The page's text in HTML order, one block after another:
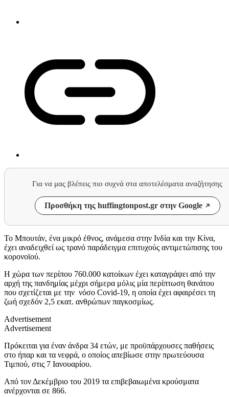
Για να μας βλέπεις πιο συχνά στα αποτελέσματα αναζήτησης
Προσθήκη της huffingtonpost.gr στην Google
Το Μπουτάν, ένα μικρό έθνος, ανάμεσα στην Ινδία και την Κίνα,
έχει αναδειχθεί ως τρανό παράδειγμα επιτυχούς αντιμετώπισης του
κορονοϊού.
Η χώρα των περίπου 760.000 κατοίκων έχει καταγράψει από την
αρχή της πανδημίας μέχρι σήμερα μόλις μία περίπτωση θανάτου
που σχετίζεται με την νόσο Covid-19, η οποία έχει αφαιρέσει τη
ζωή σχεδόν 2,5 εκατ. ανθρώπων παγκοσμίως.
Advertisement
Advertisement
Πρόκειται για έναν άνδρα 34 ετών, με προϋπάρχουσες παθήσεις
στο ήπαρ και τα νεφρά, ο οποίος απεβίωσε στην πρωτεύουσα
Τιμπού, στις 7 Ιανουαρίου.
Από τον Δεκέμβριο του 2019 τα επιβεβαιωμένα κρούσματα
ανέρχονται σε 866.